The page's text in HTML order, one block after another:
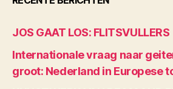
JOS GAAT LOS: FLITSVULLERS
Internationale vraag naar
groot: Nederland in Europese